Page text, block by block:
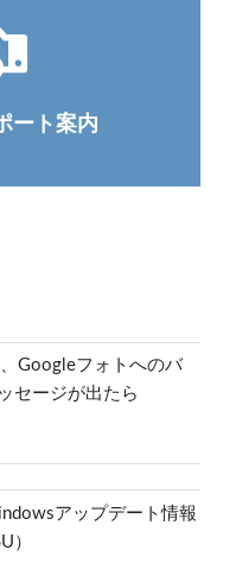
ート案内
Googleフォトへのバ
セージが出たら
アップデート情報
）